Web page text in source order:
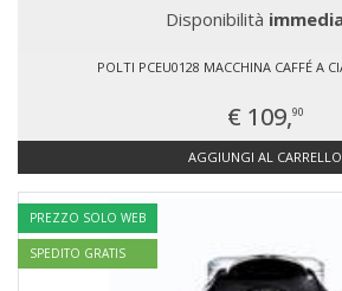
Disponibilità
POLTI PCEU0128 MACCHINA CAFFÉ A
€ 109,90
AGGIUNGI AL CARRELLO
PREZZO SOLO WEB
SPEDITO GRATIS